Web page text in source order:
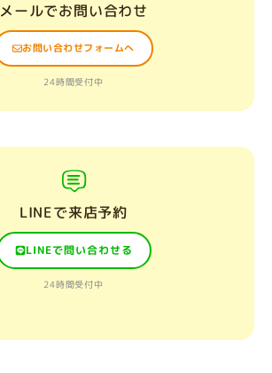
メールでお問い合わせ
お問い合わせフォームへ
24時間受付中
LINEで来店予約
LINEで問い合わせる
24時間受付中